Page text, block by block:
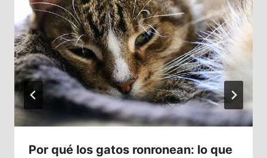
Por qué los gatos ronronean: lo que